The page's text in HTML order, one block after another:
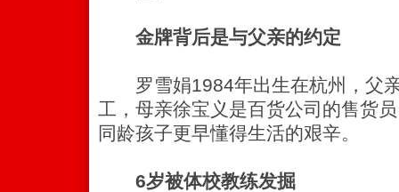
金牌背后是与父亲的约定
罗雪娟1984年出生在杭州，父
工，母亲徐宝义是百货公司的售货
同龄孩子更早懂得生活的艰辛。
6岁被体校教练发掘